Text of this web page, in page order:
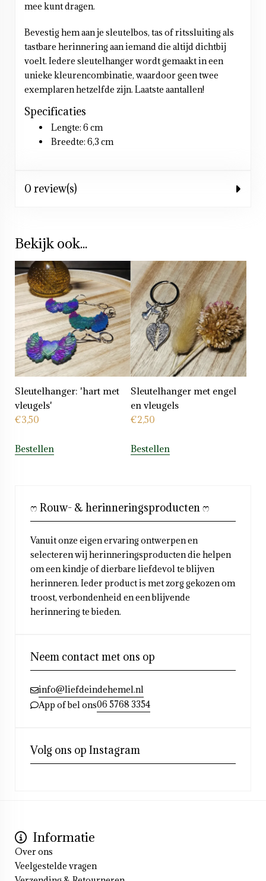
mee kunt dragen.
Bevestig hem aan je sleutelbos, tas of ritssluiting als
tastbare herinnering aan iemand die altijd dichtbij
voelt. Iedere sleutelhanger wordt gemaakt in een
unieke kleurencombinatie, waardoor geen twee
exemplaren hetzelfde zijn. Laatste aantallen!
Specificaties
Lengte: 6 cm
Breedte: 6,3 cm
0 review(s)
Bekijk ook...
Sleutelhanger: 'hart met
vleugels'
€3,50
Bestellen
Sleutelhanger met engel
en vleugels
€2,50
Bestellen
ෆ Rouw- & herinneringsproducten ෆ
Vanuit onze eigen ervaring ontwerpen en
selecteren wij herinneringsproducten die helpen
om een kindje of dierbare liefdevol te blijven
herinneren. Ieder product is met zorg gekozen om
troost, verbondenheid en een blijvende
herinnering te bieden.
Neem contact met ons op
info@liefdeindehemel.nl
App of bel ons06 5768 3354
Volg ons op Instagram
Informatie
Over ons
Veelgestelde vragen